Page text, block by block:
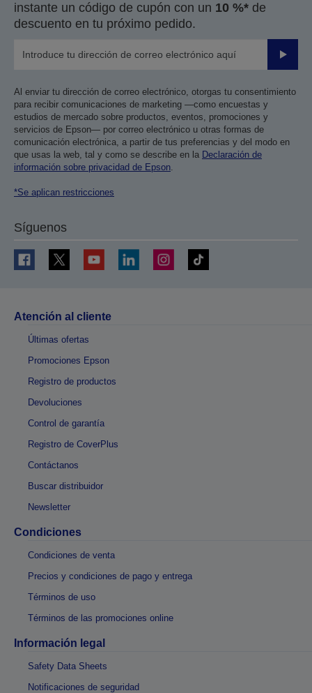
instante un código de cupón con un 10 %* de
descuento en tu próximo pedido.
Enviar
Al enviar tu dirección de correo electrónico, otorgas tu consentimiento
para recibir comunicaciones de marketing —como encuestas y
estudios de mercado sobre productos, eventos, promociones y
servicios de Epson— por correo electrónico u otras formas de
comunicación electrónica, a partir de tus preferencias y del modo en
que usas la web, tal y como se describe en la Declaración de
información sobre privacidad de Epson.
*Se aplican restricciones
Síguenos
Atención al cliente
Últimas ofertas
Promociones Epson
Registro de productos
Devoluciones
Control de garantía
Registro de CoverPlus
Contáctanos
Buscar distribuidor
Newsletter
Condiciones
Condiciones de venta
Precios y condiciones de pago y entrega
Términos de uso
Términos de las promociones online
Información legal
Safety Data Sheets
Notificaciones de seguridad